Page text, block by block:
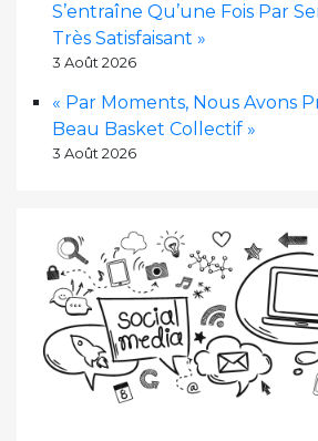
S’entraîne Qu’une Fois Par
Très Satisfaisant »
3 Août 2026
« Par Moments, Nous Avons
Beau Basket Collectif »
3 Août 2026